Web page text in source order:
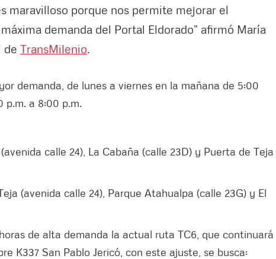
maravilloso porque nos permite mejorar el
demanda del Portal Eldorado” afirmó María
de TransMilenio.
demanda, de lunes a viernes en la mañana de 5:00
p.m. a 8:00 p.m.
calle 24), La Cabaña (calle 23D) y Puerta de Teja
(avenida calle 24), Parque Atahualpa (calle 23G) y El
de alta demanda la actual ruta TC6, que continuará
K337 San Pablo Jericó, con este ajuste, se busca: